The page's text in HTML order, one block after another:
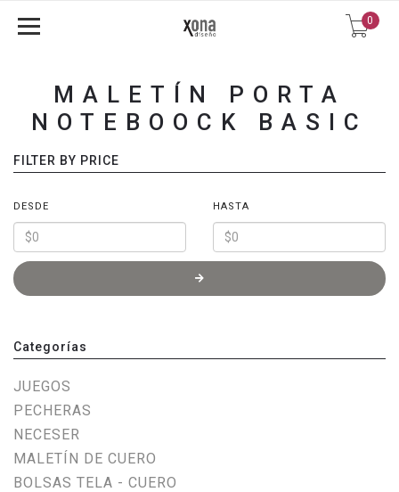
0
MALETÍN PORTA
NOTEBOOCK BASIC
FILTER BY PRICE
DESDE HASTA
Categorías
JUEGOS
PECHERAS
NECESER
MALETÍN DE CUERO
BOLSAS TELA - CUERO